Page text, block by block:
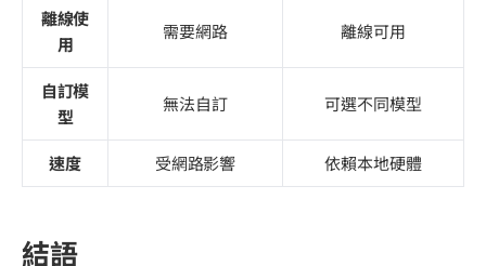
離線使
用
需要網路 離線可用
自訂模
型
無法自訂 可選不同模型
速度 受網路影響 依賴本地硬體
結語